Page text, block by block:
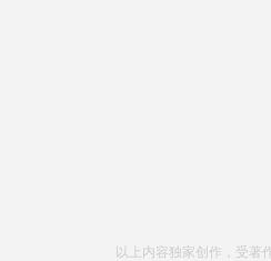
以上内容独家创作，受著